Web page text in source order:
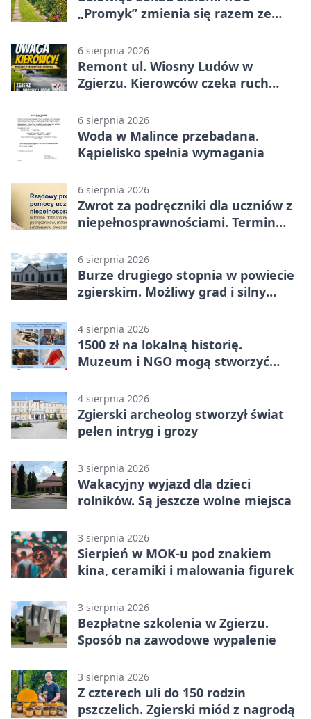
„Promyk” zmienia się razem ze
6 sierpnia 2026
Remont ul. Wiosny Ludów w
Zgierzu. Kierowców czeka ruch
6 sierpnia 2026
Woda w Malince przebadana.
Kąpielisko spełnia wymagania
6 sierpnia 2026
Zwrot za podręczniki dla uczniów z
niepełnosprawnościami. Termin
6 sierpnia 2026
Burze drugiego stopnia w powiecie
zgierskim. Możliwy grad i silny
4 sierpnia 2026
1500 zł na lokalną historię.
Muzeum i NGO mogą stworzyć
4 sierpnia 2026
Zgierski archeolog stworzył świat
pełen intryg i grozy
3 sierpnia 2026
Wakacyjny wyjazd dla dzieci
rolników. Są jeszcze wolne miejsca
3 sierpnia 2026
Sierpień w MOK-u pod znakiem
kina, ceramiki i malowania figurek
3 sierpnia 2026
Bezpłatne szkolenia w Zgierzu.
Sposób na zawodowe wypalenie
3 sierpnia 2026
Z czterech uli do 150 rodzin
pszczelich. Zgierski miód z nagrodą